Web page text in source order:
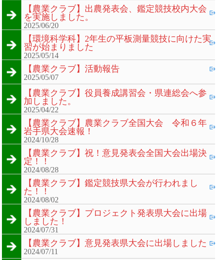
【農業クラブ】出農発表会、鑑定競技校内大会
を実施しました。
2025/06/20
【環境科学科】2年生の平板測量競技に向けた実
習が始まりました
2025/05/14
【農業クラブ】活動報告
2025/05/07
【農業クラブ】役員養成講習会・県連総会へ参
加しました。
2025/04/22
【農業クラブ】農業クラブ全国大会 令和６年
岩手県大会速報！
2024/10/28
【農業クラブ】祝！意見発表会全国大会出場決
定！！
2024/08/28
【農業クラブ】鑑定競技県大会が行われまし
た！！
2024/08/02
【農業クラブ】プロジェクト発表県大会に出場
しました！
2024/07/31
【農業クラブ】意見発表県大会に出場しました
2024/07/11